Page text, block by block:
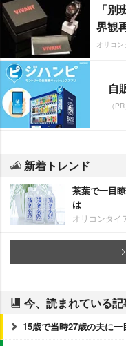
「
界観
オリコ
自
（
新着トレンド
茶葉で一目
は
オリコンタイ
今、読まれている記
15歳で当時27歳の夫に一